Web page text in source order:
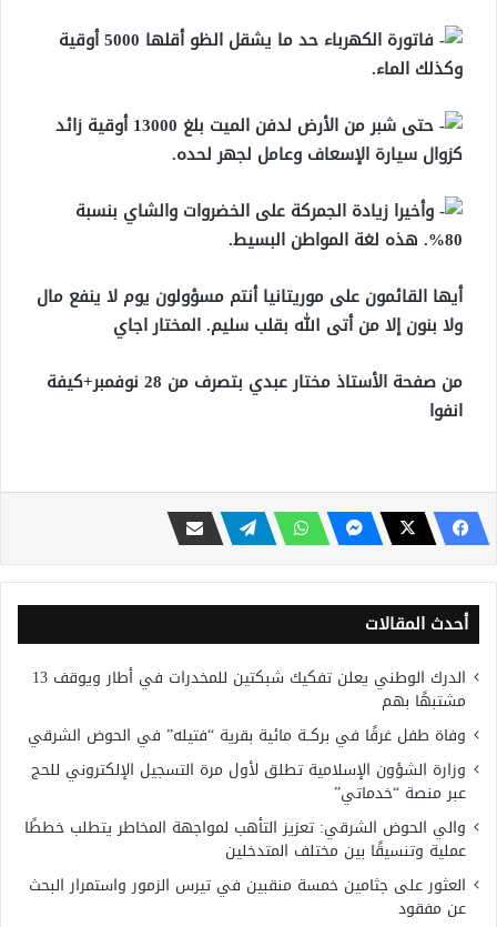
فاتورة الكهرباء حد ما يشقل الظو أقلها 5000 أوقية
وكذلك الماء.
حتى شبر من الأرض لدفن الميت بلغ 13000 أوقية زائد
كزوال سيارة الإسعاف وعامل لجهر لحده.
وأخيرا زيادة الجمركة على الخضروات والشاي بنسبة
80%. هذه لغة المواطن البسيط.
أيها القائمون على موريتانيا أنتم مسؤولون يوم لا ينفع مال
ولا بنون إلا من أتى الله بقلب سليم. المختار اجاي
من صفحة الأستاذ مختار عبدي بتصرف من 28 نوفمبر+كيفة
انفوا
أحدث المقالات
الدرك الوطني يعلن تفكيك شبكتين للمخدرات في أطار ويوقف 13
مشتبهًا بهم
وفاة طفل غرقًا في بركــة مائية بقرية “فتيله” في الحوض الشرقي
وزارة الشؤون الإسلامية تطلق لأول مرة التسجيل الإلكتروني للحج
عبر منصة “خدماتي”
والي الحوض الشرقي: تعزيز التأهب لمواجهة المخاطر يتطلب خططًا
عملية وتنسيقًا بين مختلف المتدخلين
العثور على جثامين خمسة منقبين في تيرس الزمور واستمرار البحث
عن مفقود